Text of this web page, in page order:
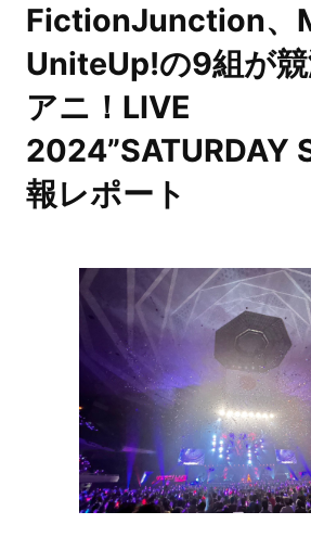
FictionJunction、
UniteUp!の9組が競
アニ！LIVE
2024”SATURDAY
報レポート